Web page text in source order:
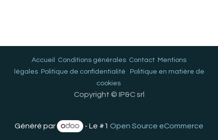
Accueil Conditions générales Contact Mentions
légales Politique de confidentialité
Politique en matière de
cookies
Copyright © IP&C srl
Généré par - Le #1 Open Source eCommerce